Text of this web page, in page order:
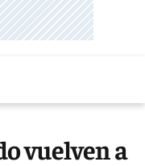
vuelven a